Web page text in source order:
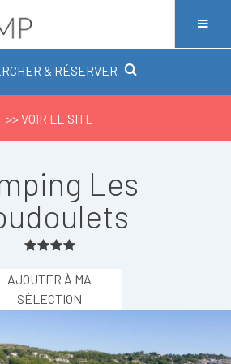
& RÉSERVER
>> VOIR LE SITE
Les
AJOUTER À MA
SÉLECTION